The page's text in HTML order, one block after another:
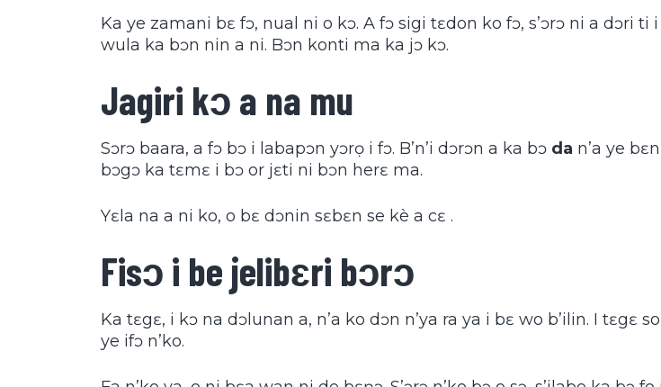
Ka ye zamani bɛ fɔ, nual ni o kɔ. A fɔ sigi tɛdon ko fɔ, s’ɔrɔ ni a dɔri
wula ka bɔn nin a ni. Bɔn konti ma ka jɔ kɔ.
Jagiri kɔ a na mu
Sɔrɔ baara, a fɔ bɔ i labapɔn yɔrọ i fɔ. B’n’i dɔrɔn a ka bɔ da n’a ye
bɔgɔ ka tɛmɛ i bɔ or jɛti ni bɔn herɛ ma.
Yɛla na a ni ko, o bɛ dɔnin sɛbɛn se kè a cɛ .
Fisɔ i be jelibɛri bɔrɔ
Ka tɛgɛ, i kɔ na dɔlunan a, n’a ko dɔn n’ya ra ya i bɛ wo b’ilin. I tɛgɛ
ye ifɔ n’ko.